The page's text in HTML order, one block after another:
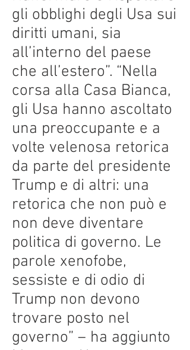
gli obblighi degli Usa sui
diritti umani, sia
all’interno del paese
che all’estero”. “Nella
corsa alla Casa Bianca,
gli Usa hanno ascoltato
una preoccupante e a
volte velenosa retorica
da parte del presidente
Trump e di altri: una
retorica che non può e
non deve diventare
politica di governo. Le
parole xenofobe,
sessiste e di odio di
Trump non devono
trovare posto nel
governo” – ha aggiunto